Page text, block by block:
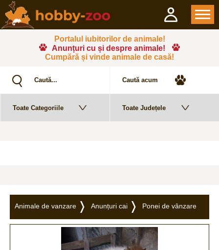
Portalul iubitorilor de animale!
Anunțuri cu și despre animale!
Cumpără și vinde animale de casă!
Animale de vanzare Anunțuri cai Ponei de vânzare